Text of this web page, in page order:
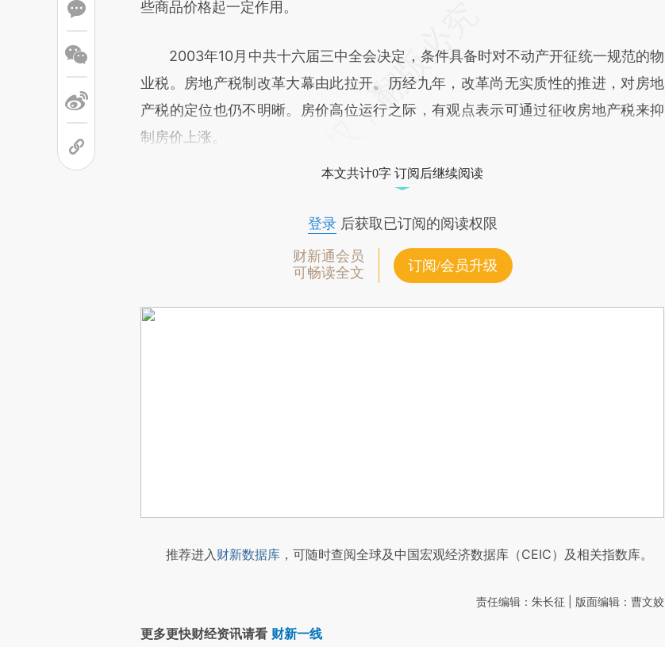
些商品价格起一定作用。
2003年10月中共十六届三中全会决定，条件具备时对不动产开征统一规范的物
业税。房地产税制改革大幕由此拉开。历经九年，改革尚无实质性的推进，对房地
产税的定位也仍不明晰。房价高位运行之际，有观点表示可通过征收房地产税来抑
制房价上涨。
本文共计0字 订阅后继续阅读
登录后获取已订阅的阅读权限
财新通会员
可畅读全文
订阅/会员升级
推荐进入财新数据库 ，可随时查阅全球及中国宏观经济数据库（CEIC）及相关指数库。
责任编辑：朱长征 | 版面编辑：曹文姣
更多更快财经资讯请看 财新一线